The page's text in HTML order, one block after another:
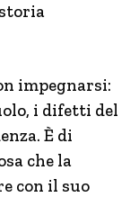
impegnarsi:
i difetti del
È di
che la
con il suo